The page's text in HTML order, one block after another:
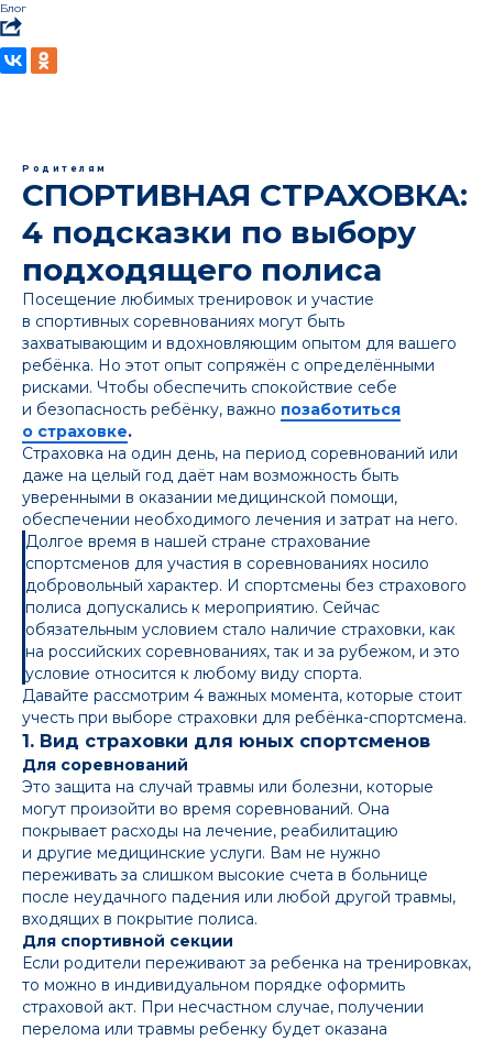
Блог
Родителям
СПОРТИВНАЯ СТРАХОВКА:
4 подсказки по выбору
подходящего полиса
Посещение любимых тренировок и участие
в спортивных соревнованиях могут быть
захватывающим и вдохновляющим опытом для вашего
ребёнка. Но этот опыт сопряжён с определёнными
рисками. Чтобы обеспечить спокойствие себе
и безопасность ребёнку, важно позаботиться
о страховке.
Страховка на один день, на период соревнований или
даже на целый год даёт нам возможность быть
уверенными в оказании медицинской помощи,
обеспечении необходимого лечения и затрат на него.
Долгое время в нашей стране страхование
спортсменов для участия в соревнованиях носило
добровольный характер. И спортсмены без страхового
полиса допускались к мероприятию. Сейчас
обязательным условием стало наличие страховки, как
на российских соревнованиях, так и за рубежом, и это
условие относится к любому виду спорта.
Давайте рассмотрим 4 важных момента, которые стоит
учесть при выборе страховки для ребёнка-спортсмена.
1. Вид страховки для юных спортсменов
Для соревнований
Это защита на случай травмы или болезни, которые
могут произойти во время соревнований. Она
покрывает расходы на лечение, реабилитацию
и другие медицинские услуги. Вам не нужно
переживать за слишком высокие счета в больнице
после неудачного падения или любой другой травмы,
входящих в покрытие полиса.
Для спортивной секции
Если родители переживают за ребенка на тренировках,
то можно в индивидуальном порядке оформить
страховой акт. При несчастном случае, получении
перелома или травмы ребенку будет оказана